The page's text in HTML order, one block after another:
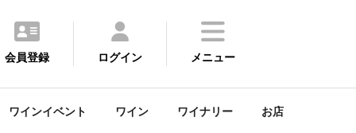
会員登録 ログイン メニュー
ワインイベント ワイン ワイナリー お店